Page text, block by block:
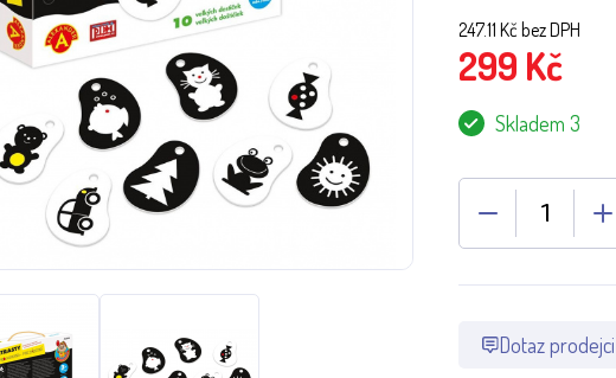
247.11 Kč bez DPH
299 Kč
Skladem 3
Dotaz prodejci